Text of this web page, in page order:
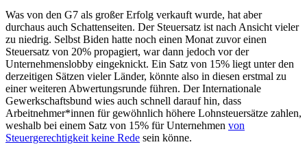
Was von den G7 als großer Erfolg verkauft wurde, hat aber
durchaus auch Schattenseiten. Der Steuersatz ist nach Ansicht vieler
zu niedrig. Selbst Biden hatte noch einen Monat zuvor einen
Steuersatz von 20% propagiert, war dann jedoch vor der
Unternehmenslobby eingeknickt. Ein Satz von 15% liegt unter den
derzeitigen Sätzen vieler Länder, könnte also in diesen erstmal zu
einer weiteren Abwertungsrunde führen. Der Internationale
Gewerkschaftsbund wies auch schnell darauf hin, dass
Arbeitnehmer*innen für gewöhnlich höhere Lohnsteuersätze zahlen,
weshalb bei einem Satz von 15% für Unternehmen von
Steuergerechtigkeit keine Rede sein könne.